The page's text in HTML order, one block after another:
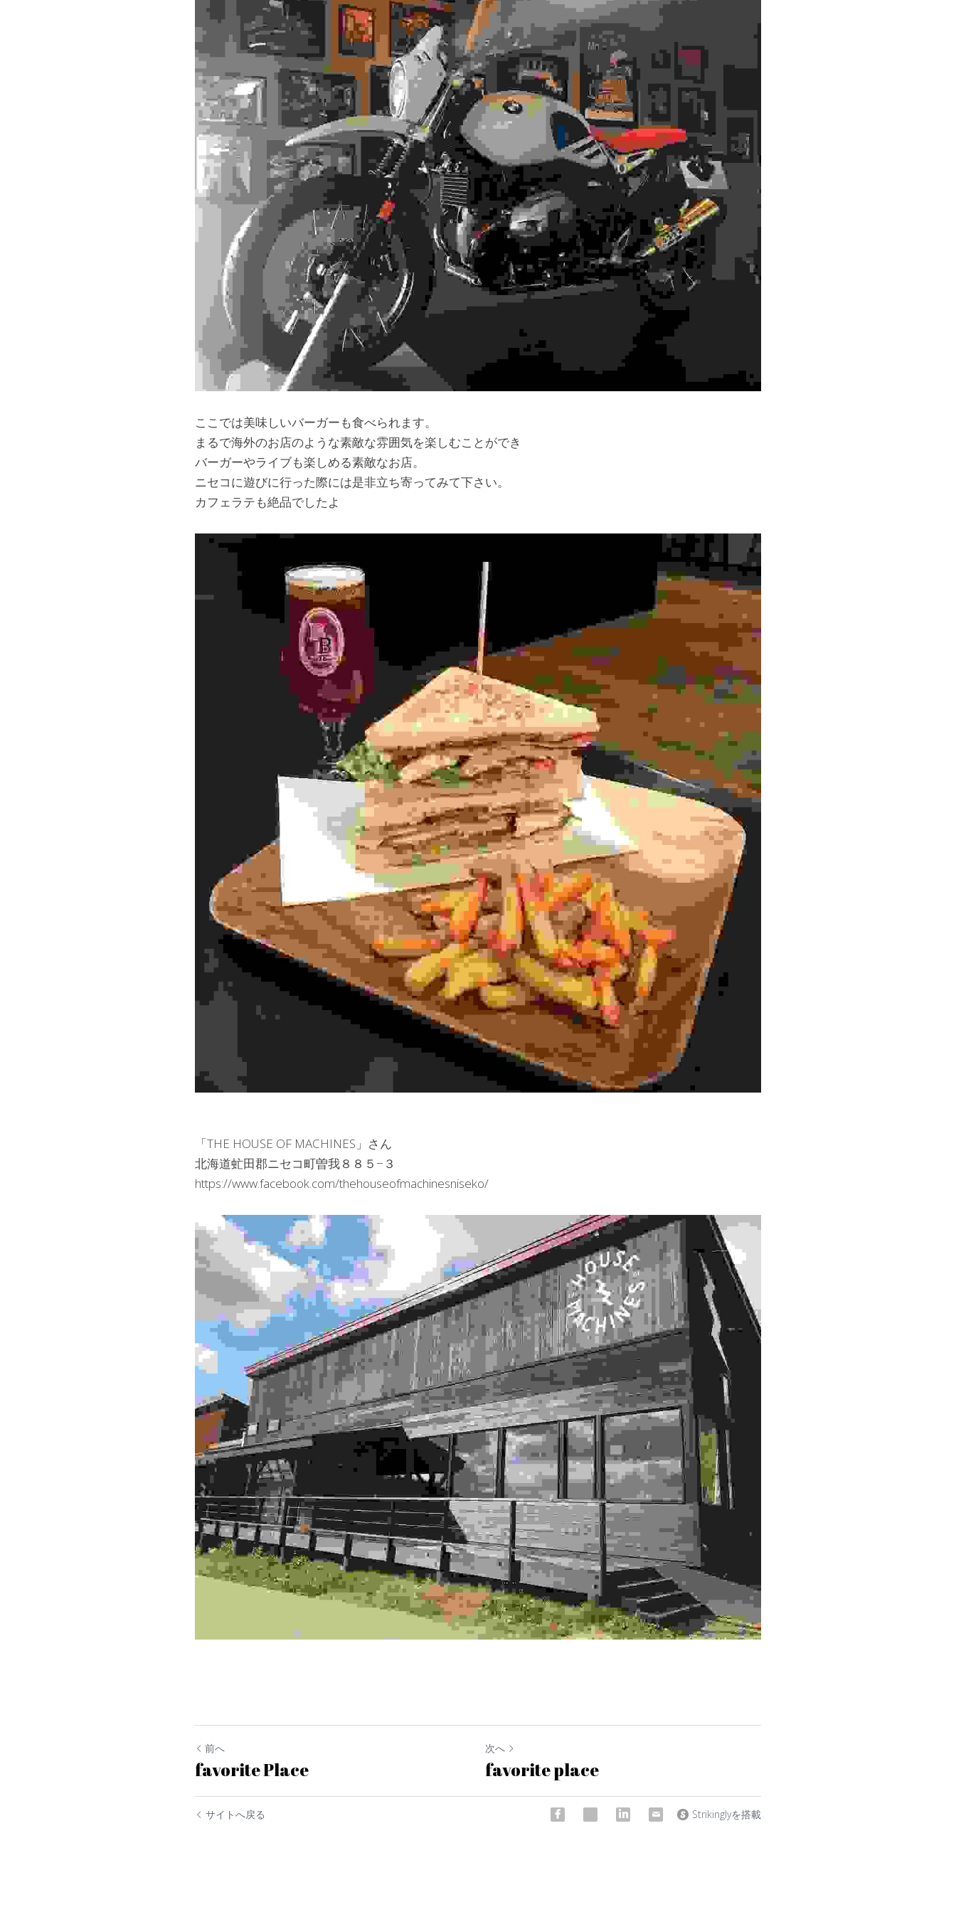
ここでは美味しいバーガーも食べられます。
まるで海外のお店のような素敵な雰囲気を楽しむことができ
バーガーやライブも楽しめる素敵なお店。
ニセコに遊びに行った際には是非立ち寄ってみて下さい。
カフェラテも絶品でしたよ
「THE HOUSE OF MACHINES」さん
北海道虻田郡ニセコ町曽我８８５−３
https://www.facebook.com/thehouseofmachinesniseko/
前へ
favorite Place
次へ
favorite place
サイトへ戻る Strikinglyを搭載